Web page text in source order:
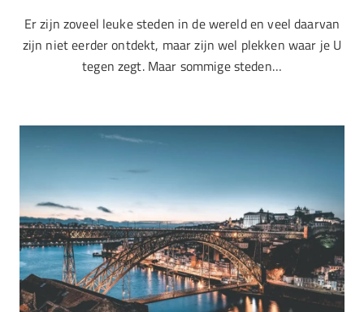
Er zijn zoveel leuke steden in de wereld en veel daarvan
zijn niet eerder ontdekt, maar zijn wel plekken waar je U
tegen zegt. Maar sommige steden…